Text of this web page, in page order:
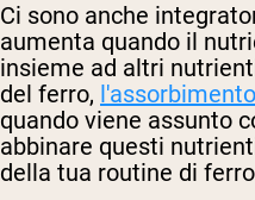
Ci sono anche
aumenta quando il
insieme ad altri
del ferro,
quando viene assunto
abbinare questi
della tua routine di